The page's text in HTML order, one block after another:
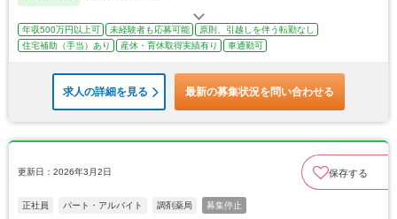
年収500万円以上可 未経験者も応募可能
原則、引越しを伴う転勤なし
住宅補助（手当）あり
産休・育休取得実績有り 車通勤可
求人の詳細を見る 最新の募集状況を問い合わせる
更新日：2026年3月2日 保存する
正社員 パート・アルバイト 調剤薬局 募集停止